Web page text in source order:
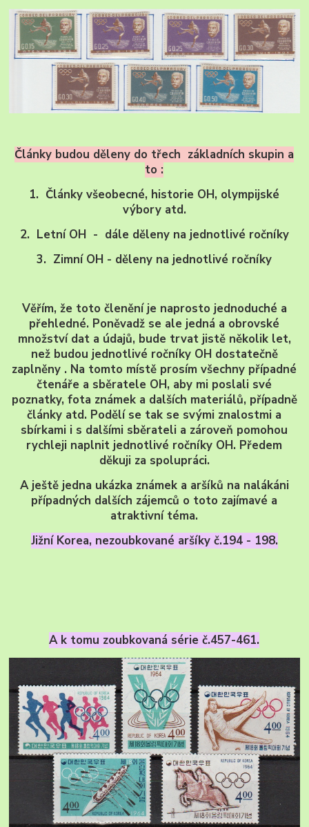
Články budou děleny do třech základních skupin a
to :
1. Články všeobecné, historie OH, olympijské
výbory atd.
2. Letní OH - dále děleny na jednotlivé ročníky
3. Zimní OH - děleny na jednotlivé ročníky
Věřím, že toto členění je naprosto jednoduché a
přehledné. Poněvadž se ale jedná a obrovské
množství dat a údajů, bude trvat jistě několik let,
než budou jednotlivé ročníky OH dostatečně
zaplněny . Na tomto místě prosím všechny případné
čtenáře a sběratele OH, aby mi poslali své
poznatky, fota známek a dalších materiálů, případně
články atd. Podělí se tak se svými znalostmi a
sbírkami i s dalšími sběrateli a zároveň pomohou
rychleji naplnit jednotlivé ročníky OH. Předem
děkuji za spolupráci.
A ještě jedna ukázka známek a aršíků na nalákáni
případných dalších zájemců o toto zajímavé a
atraktivní téma.
Jižní Korea, nezoubkované aršíky č.194 - 198.
A k tomu zoubkovaná série č.457-461.